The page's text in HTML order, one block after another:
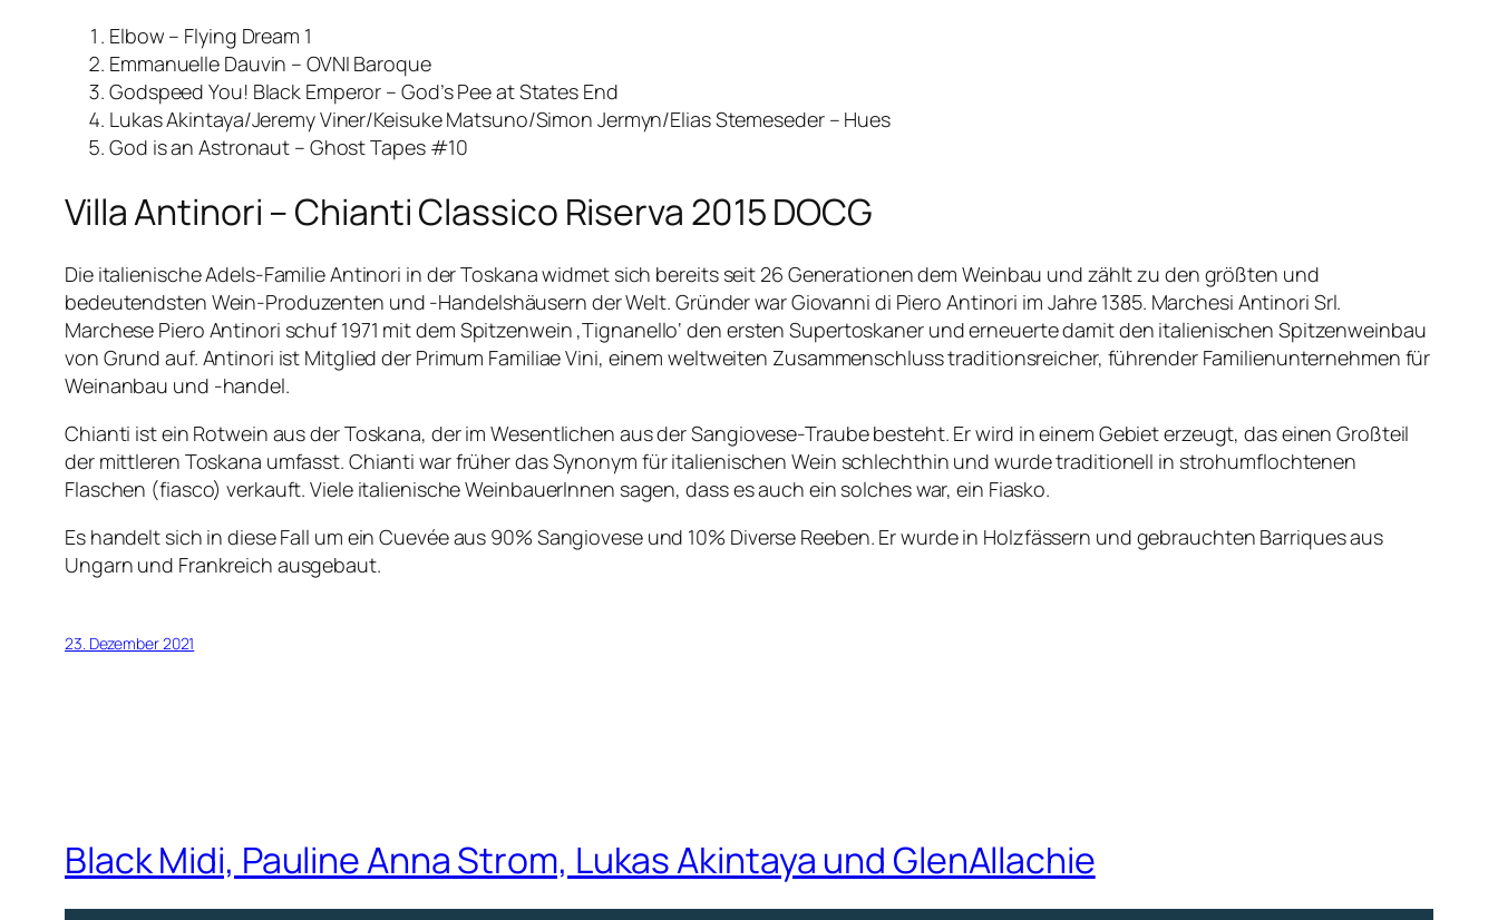
Elbow – Flying Dream 1
Emmanuelle Dauvin – OVNI Baroque
Godspeed You! Black Emperor – God’s Pee at States End
Lukas Akintaya/Jeremy Viner/Keisuke Matsuno/Simon Jermyn/Elias Stemeseder – Hues
God is an Astronaut – Ghost Tapes #10
Villa Antinori – Chianti Classico Riserva 2015 DOCG
Die italienische Adels-Familie Antinori in der Toskana widmet sich bereits seit 26 Generationen dem Weinbau und zählt zu den größten und
bedeutendsten Wein-Produzenten und -Handelshäusern der Welt. Gründer war Giovanni di Piero Antinori im Jahre 1385. Marchesi Antinori Srl.
Marchese Piero Antinori schuf 1971 mit dem Spitzenwein ‚Tignanello‘ den ersten Supertoskaner und erneuerte damit den italienischen Spitzenweinbau
von Grund auf. Antinori ist Mitglied der Primum Familiae Vini, einem weltweiten Zusammenschluss traditionsreicher, führender Familienunternehmen für
Weinanbau und -handel.
Chianti ist ein Rotwein aus der Toskana, der im Wesentlichen aus der Sangiovese-Traube besteht. Er wird in einem Gebiet erzeugt, das einen Großteil
der mittleren Toskana umfasst. Chianti war früher das Synonym für italienischen Wein schlechthin und wurde traditionell in strohumflochtenen
Flaschen (fiasco) verkauft. Viele italienische WeinbauerInnen sagen, dass es auch ein solches war, ein Fiasko.
Es handelt sich in diese Fall um ein Cuevée aus 90% Sangiovese und 10% Diverse Reeben. Er wurde in Holzfässern und gebrauchten Barriques aus
Ungarn und Frankreich ausgebaut.
23. Dezember 2021
Black Midi, Pauline Anna Strom, Lukas Akintaya und GlenAllachie